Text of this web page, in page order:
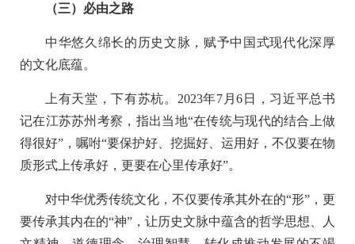
（三）必由之路
中华悠久绵长的历史文脉，赋予中国式现代化深厚
的文化底蕴。
上有天堂，下有苏杭。2023年7月6日，习近平总书
记在江苏苏州考察，指出当地“在传统与现代的结合上做
得很好”，嘱咐“要保护好、挖掘好、运用好，不仅要在物
质形式上传承好，更要在心里传承好”。
对中华优秀传统文化，不仅要传承其外在的“形”，更
要传承其内在的“神”，让历史文脉中蕴含的哲学思想、人